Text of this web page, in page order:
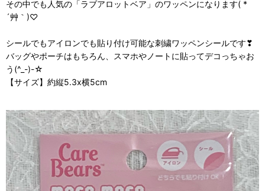
その中でも人気の「ラブアロットベア」のワッペンになります( *
´艸｀)♡
シールでもアイロンでも貼り付け可能な刺繍ワッペンシールです❣
バッグやポーチはもちろん、スマホやノートに貼ってデコっちゃお
う(^_-)-☆
【サイズ】約縦5.3x横5cm